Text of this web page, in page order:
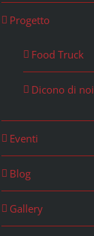
Progetto
Food Truck
Dicono di noi
Eventi
Blog
Gallery